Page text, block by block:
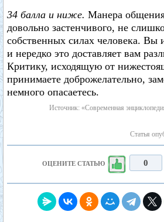
34 балла и ниже. Манера
довольно застенчивого, не
собственных силах человека. Вы
и нередко это доставляет вам
Критику, исходящую от
принимаете доброжелательно,
немного опасаетесь.
Источник: «Современная
Статья
ОЦЕНИТЕ СТАТЬЮ 0